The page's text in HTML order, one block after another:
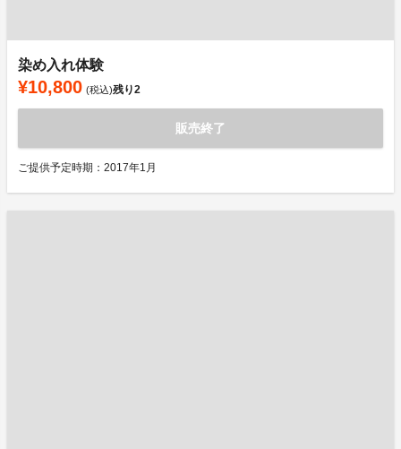
染め入れ体験
¥10,800 (税込)残り2
販売終了
ご提供予定時期：2017年1月